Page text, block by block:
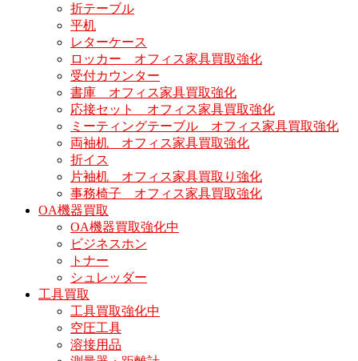
折テーブル
平机
レターケース
ロッカー オフィス家具買取強化
受付カウンター
書庫 オフィス家具買取強化
応接セット オフィス家具買取強化
ミーティングテーブル オフィス家具買取強化
両袖机 オフィス家具買取強化
折イス
片袖机 オフィス家具買取り強化
事務椅子 オフィス家具買取強化
OA機器買取
OA機器買取強化中
ビジネスホン
トナー
シュレッダー
工具買取
工具買取強化中
空圧工具
溶接用品